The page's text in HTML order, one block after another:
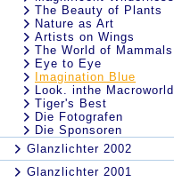
The Beauty of Plants
Nature as Art
Artists on Wings
The World of Mammals
Eye to Eye
Imagination Blue
Look. inthe Macroworld
Tiger's Best
Die Fotografen
Die Sponsoren
Glanzlichter 2002
Glanzlichter 2001